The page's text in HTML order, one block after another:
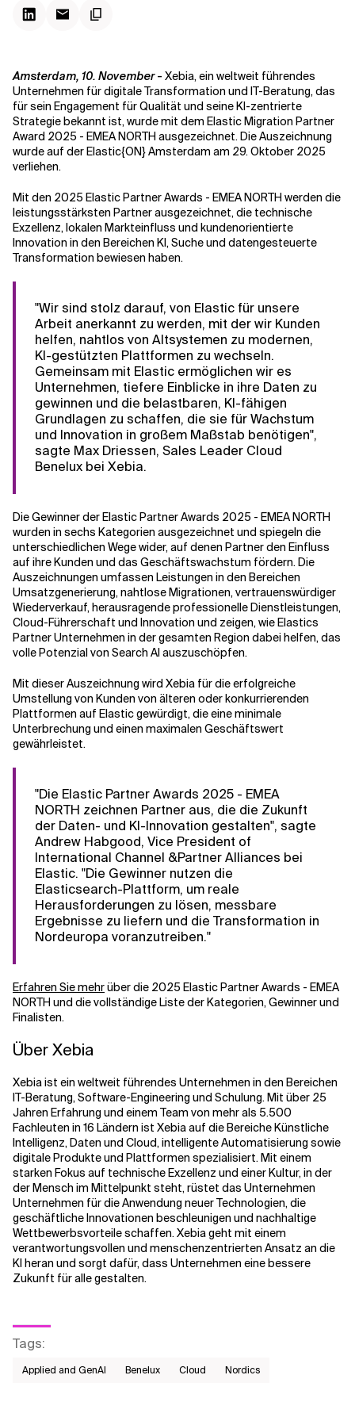
Verwandte Themen
Amsterdam, 10. November- Xebia, ein weltweit führendes
Unternehmen für digitale Transformation und IT-Beratung, das
für sein Engagement für Qualität und seine KI-zentrierte
Strategie bekannt ist, wurde mit dem Elastic Migration Partner
Award 2025 - EMEA NORTH ausgezeichnet. Die Auszeichnung
wurde auf der Elastic{ON} Amsterdam am 29. Oktober 2025
verliehen.
Mit den 2025 Elastic Partner Awards - EMEA NORTH werden die
leistungsstärksten Partner ausgezeichnet, die technische
Exzellenz, lokalen Markteinfluss und kundenorientierte
Innovation in den Bereichen KI, Suche und datengesteuerte
Transformation bewiesen haben.
"Wir sind stolz darauf, von Elastic für unsere
Arbeit anerkannt zu werden, mit der wir Kunden
helfen, nahtlos von Altsystemen zu modernen,
KI-gestützten Plattformen zu wechseln.
Gemeinsam mit Elastic ermöglichen wir es
Unternehmen, tiefere Einblicke in ihre Daten zu
gewinnen und die belastbaren, KI-fähigen
Grundlagen zu schaffen, die sie für Wachstum
und Innovation in großem Maßstab benötigen",
sagte Max Driessen, Sales Leader Cloud
Benelux bei Xebia.
Die Gewinner der Elastic Partner Awards 2025 - EMEA NORTH
wurden in sechs Kategorien ausgezeichnet und spiegeln die
unterschiedlichen Wege wider, auf denen Partner den Einfluss
auf ihre Kunden und das Geschäftswachstum fördern. Die
Auszeichnungen umfassen Leistungen in den Bereichen
Umsatzgenerierung, nahtlose Migrationen, vertrauenswürdiger
Wiederverkauf, herausragende professionelle Dienstleistungen,
Cloud-Führerschaft und Innovation und zeigen, wie Elastics
Partner Unternehmen in der gesamten Region dabei helfen, das
volle Potenzial von Search AI auszuschöpfen.
Mit dieser Auszeichnung wird Xebia für die erfolgreiche
Umstellung von Kunden von älteren oder konkurrierenden
Plattformen auf Elastic gewürdigt, die eine minimale
Unterbrechung und einen maximalen Geschäftswert
gewährleistet.
"Die Elastic Partner Awards 2025 - EMEA
NORTH zeichnen Partner aus, die die Zukunft
der Daten- und KI-Innovation gestalten", sagte
Andrew Habgood, Vice President of
International Channel &Partner Alliances bei
Elastic. "Die Gewinner nutzen die
Elasticsearch-Plattform, um reale
Herausforderungen zu lösen, messbare
Ergebnisse zu liefern und die Transformation in
Nordeuropa voranzutreiben."
Erfahren Sie mehrüber die 2025 Elastic Partner Awards - EMEA
NORTH und die vollständige Liste der Kategorien, Gewinner und
Finalisten.
Über Xebia
Xebia ist ein weltweit führendes Unternehmen in den Bereichen
IT-Beratung, Software-Engineering und Schulung. Mit über 25
Jahren Erfahrung und einem Team von mehr als 5.500
Fachleuten in 16 Ländern ist Xebia auf die Bereiche Künstliche
Intelligenz, Daten und Cloud, intelligente Automatisierung sowie
digitale Produkte und Plattformen spezialisiert. Mit einem
starken Fokus auf technische Exzellenz und einer Kultur, in der
der Mensch im Mittelpunkt steht, rüstet das Unternehmen
Unternehmen für die Anwendung neuer Technologien, die
geschäftliche Innovationen beschleunigen und nachhaltige
Wettbewerbsvorteile schaffen. Xebia geht mit einem
verantwortungsvollen und menschenzentrierten Ansatz an die
KI heran und sorgt dafür, dass Unternehmen eine bessere
Zukunft für alle gestalten.
Tags:
Applied and GenAI Benelux Cloud Nordics